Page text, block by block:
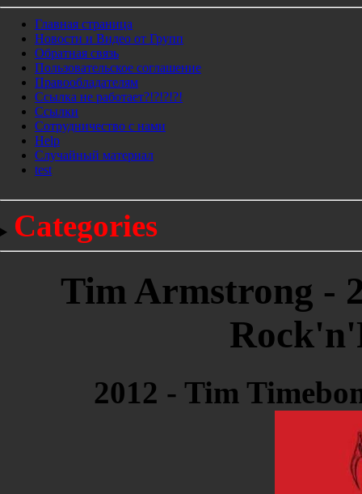
Главная страница
Новости и Видео от Групп
Обратная связь
Пользовательское соглашение
Правообладателям
Ссылка не работает?!?!?!?!
Ссылки
Сотрудничество с нами
Help
Cлучайный материал
test
Categories
Tim Armstrong -
2012 - Tim